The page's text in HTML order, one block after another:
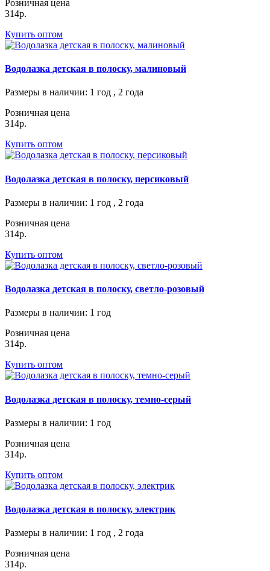
Розничная цена
314р.
Купить оптом
Водолазка детская в полоску, малиновый
Размеры в наличии: 1 год , 2 года
Розничная цена
314р.
Купить оптом
Водолазка детская в полоску, персиковый
Размеры в наличии: 1 год , 2 года
Розничная цена
314р.
Купить оптом
Водолазка детская в полоску, светло-розовый
Размеры в наличии: 1 год
Розничная цена
314р.
Купить оптом
Водолазка детская в полоску, темно-серый
Размеры в наличии: 1 год
Розничная цена
314р.
Купить оптом
Водолазка детская в полоску, электрик
Размеры в наличии: 1 год , 2 года
Розничная цена
314р.